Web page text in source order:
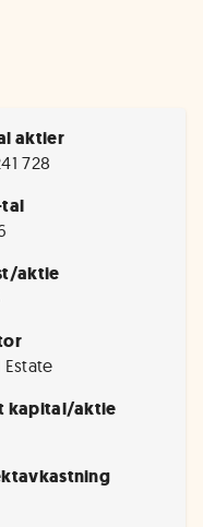
aktier
728
aktie
Estate
kapital/aktie